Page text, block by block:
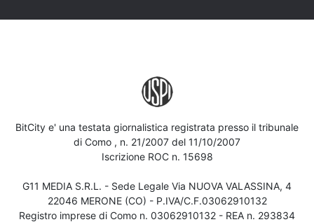
BitCity e' una testata giornalistica registrata presso il tribunale
di Como , n. 21/2007 del 11/10/2007
Iscrizione ROC n. 15698
G11 MEDIA S.R.L. - Sede Legale Via NUOVA VALASSINA, 4
22046 MERONE (CO) - P.IVA/C.F.03062910132
Registro imprese di Como n. 03062910132 - REA n. 293834